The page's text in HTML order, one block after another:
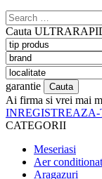
Search
for:
Cauta
garantie
Ai firma si vrei mai
INREGISTREAZA-
CATEGORII
Meseriasi
Aer conditionat
Aragazuri